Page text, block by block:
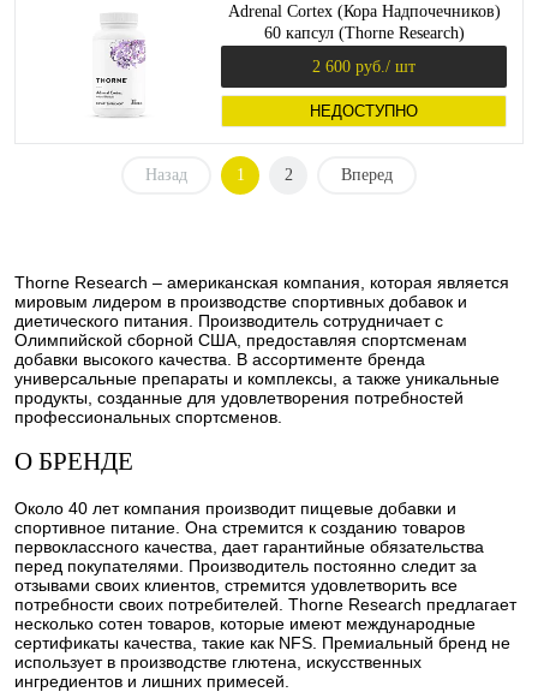
Adrenal Cortex (Кора Надпочечников)
60 капсул (Thorne Research)
2 600 руб. / шт
НЕДОСТУПНО
Назад 1 2 Вперед
Thorne Research – американская компания, которая является
мировым лидером в производстве спортивных добавок и
диетического питания. Производитель сотрудничает с
Олимпийской сборной США, предоставляя спортсменам
добавки высокого качества. В ассортименте бренда
универсальные препараты и комплексы, а также уникальные
продукты, созданные для удовлетворения потребностей
профессиональных спортсменов.
О БРЕНДЕ
Около 40 лет компания производит пищевые добавки и
спортивное питание. Она стремится к созданию товаров
первоклассного качества, дает гарантийные обязательства
перед покупателями. Производитель постоянно следит за
отзывами своих клиентов, стремится удовлетворить все
потребности своих потребителей. Thorne Research предлагает
несколько сотен товаров, которые имеют международные
сертификаты качества, такие как NFS. Премиальный бренд не
использует в производстве глютена, искусственных
ингредиентов и лишних примесей.